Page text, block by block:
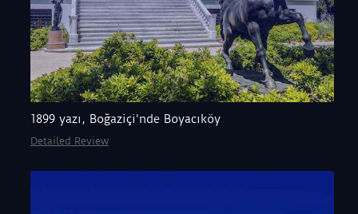
1899 yazı, Boğaziçi'nde Boyacıköy
Detailed Review